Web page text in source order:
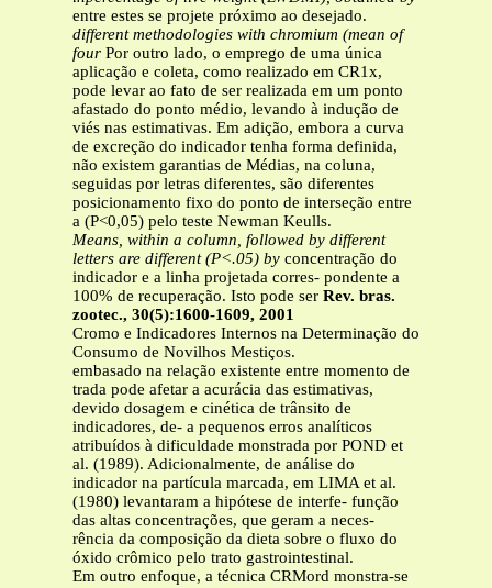
entre estes se projete próximo ao desejado.
different methodologies with chromium (mean of
four Por outro lado, o emprego de uma única
aplicação e coleta, como realizado em CR1x,
pode levar ao fato de ser realizada em um ponto
afastado do ponto médio, levando à indução de
viés nas estimativas. Em adição, embora a curva
de excreção do indicador tenha forma definida,
não existem garantias de Médias, na coluna,
seguidas por letras diferentes, são diferentes
posicionamento fixo do ponto de interseção entre
a (P<0,05) pelo teste Newman Keulls.
Means, within a column, followed by different
letters are different (P<.05) by concentração do
indicador e a linha projetada corres- pondente a
100% de recuperação. Isto pode ser Rev. bras.
zootec., 30(5):1600-1609, 2001
Cromo e Indicadores Internos na Determinação do
Consumo de Novilhos Mestiços.
embasado na relação existente entre momento de
trada pode afetar a acurácia das estimativas,
devido dosagem e cinética de trânsito de
indicadores, de- a pequenos erros analíticos
atribuídos à dificuldade monstrada por POND et
al. (1989). Adicionalmente, de análise do
indicador na partícula marcada, em LIMA et al.
(1980) levantaram a hipótese de interfe- função
das altas concentrações, que geram a neces-
rência da composição da dieta sobre o fluxo do
óxido crômico pelo trato gastrointestinal.
Em outro enfoque, a técnica CRMord monstra-se